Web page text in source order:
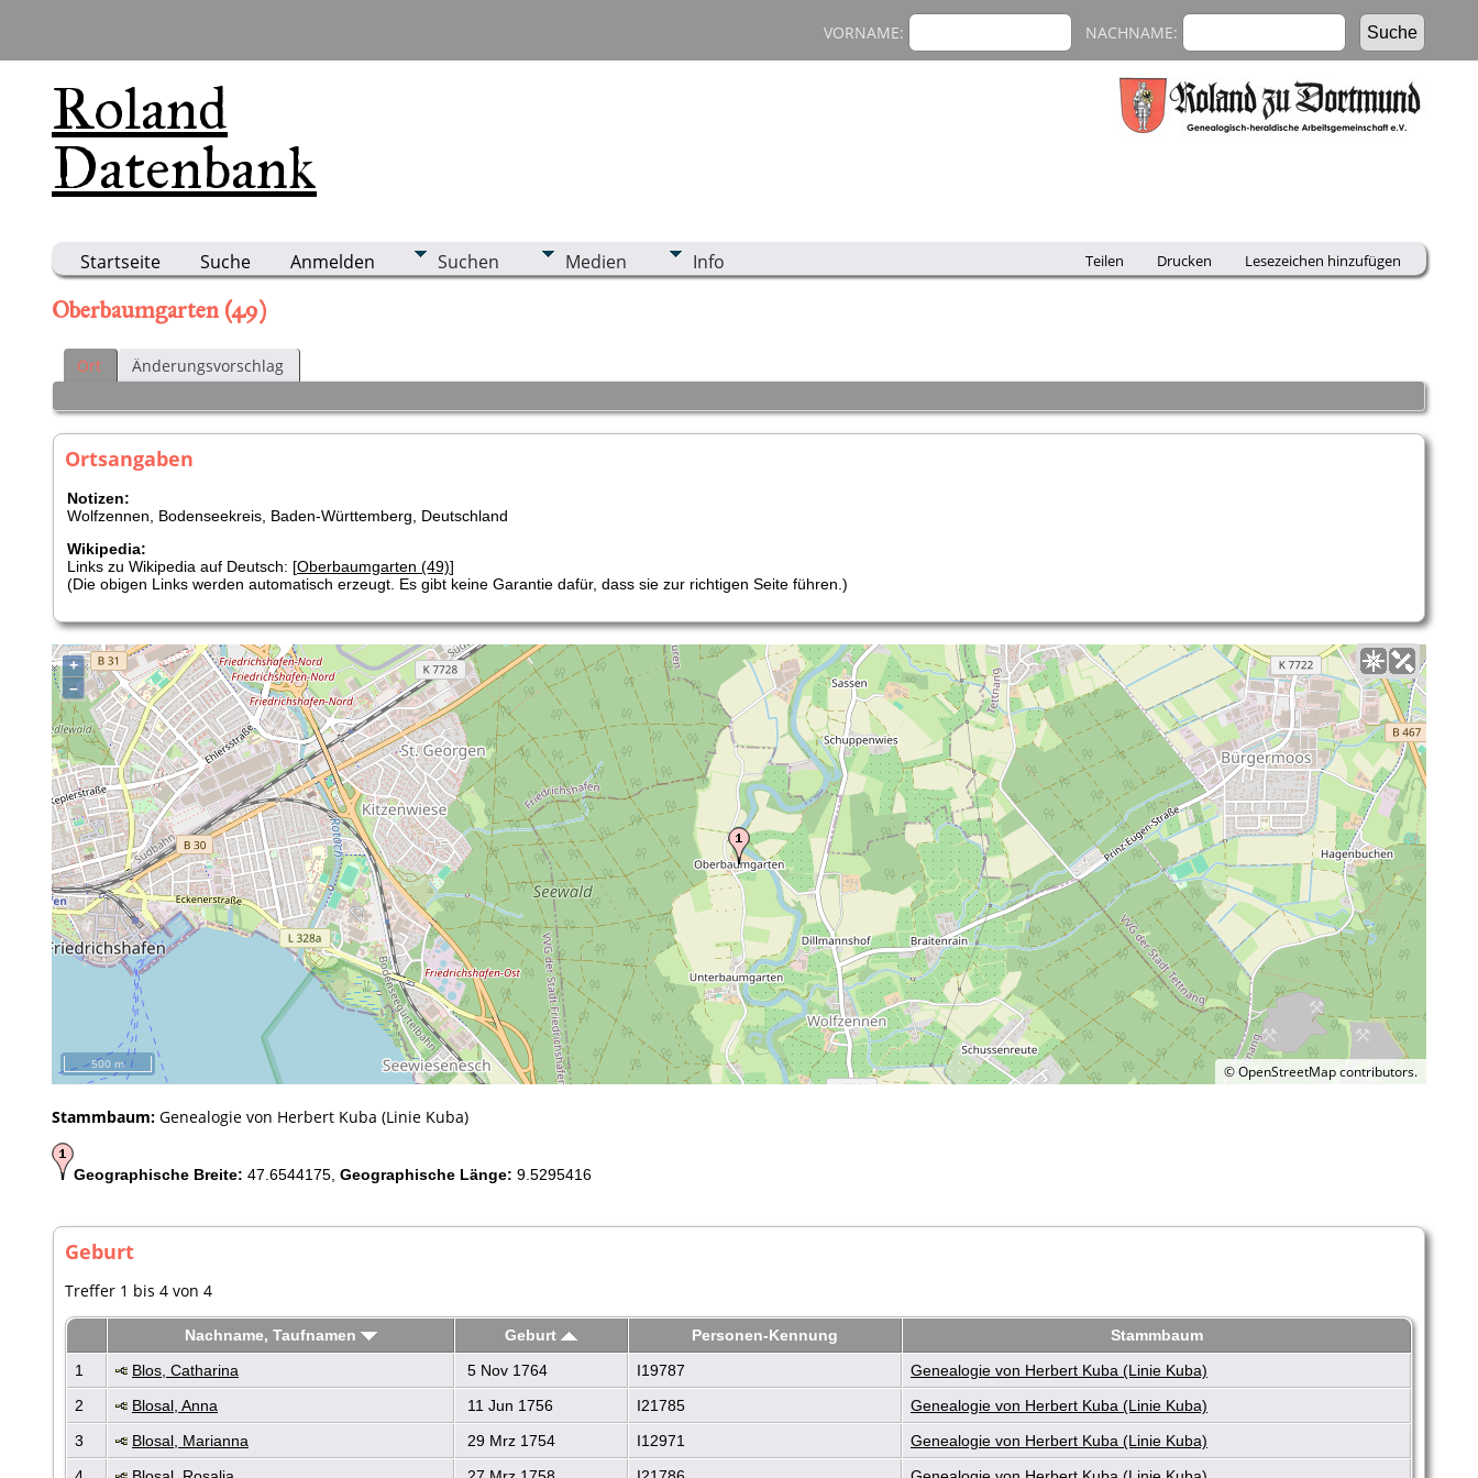
Roland
Datenbank
VORNAME: NACHNAME:
Startseite Suche Anmelden Suchen Medien Info Teilen Drucken Lesezeichen hinzufügen
Oberbaumgarten (49)
Ort Änderungsvorschlag
Ortsangaben
Notizen:
Wolfzennen, Bodenseekreis, Baden-Württemberg, Deutschland
Wikipedia:
Links zu Wikipedia auf Deutsch: [Oberbaumgarten (49)]
(Die obigen Links werden automatisch erzeugt. Es gibt keine Garantie dafür, dass sie zur richtigen Seite führen.)
+
–
©OpenStreetMapcontributors.
500 m
Stammbaum: Genealogie von Herbert Kuba (Linie Kuba)
Geographische Breite: 47.6544175, Geographische Länge: 9.5295416
Geburt
Treffer 1 bis 4 von 4
Nachname, Taufnamen Geburt Personen-Kennung
Stammbaum
1
Blos, Catharina 5 Nov 1764 I19787
Genealogie von Herbert Kuba (Linie Kuba)
2
Blosal, Anna 11 Jun 1756 I21785
Genealogie von Herbert Kuba (Linie Kuba)
3
Blosal, Marianna 29 Mrz 1754 I12971
Genealogie von Herbert Kuba (Linie Kuba)